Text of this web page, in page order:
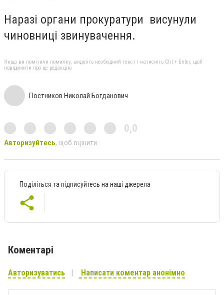
Наразі органи прокуратури висунули
чиновниці звинувачення.
Якщо ви помітили помилку, виділіть необхідний текст і натисніть Ctrl + Enter, щоб
повідомити про це редакцію
Постников Николай Богданович
0,0
Авторизуйтесь, щоб оцінити
Поділіться та підписуйтесь на наші джерела
Коментарі
Авторизуватись Написати коментар анонімно